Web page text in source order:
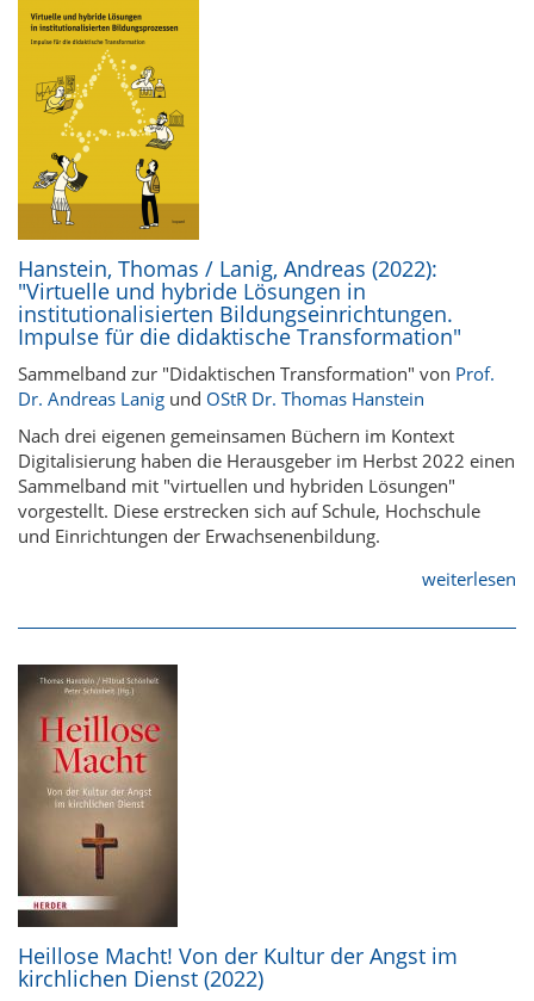
Hanstein, Thomas / Lanig, Andreas (2022):
"Virtuelle und hybride Lösungen in
institutionalisierten Bildungseinrichtungen.
Impulse für die didaktische Transformation"
Sammelband zur "Didaktischen Transformation" von Prof.
Dr. Andreas Lanig und OStR Dr. Thomas Hanstein
Nach drei eigenen gemeinsamen Büchern im Kontext
Digitalisierung haben die Herausgeber im Herbst 2022 einen
Sammelband mit "virtuellen und hybriden Lösungen"
vorgestellt. Diese erstrecken sich auf Schule, Hochschule
und Einrichtungen der Erwachsenenbildung.
weiterlesen
Heillose Macht! Von der Kultur der Angst im
kirchlichen Dienst (2022)